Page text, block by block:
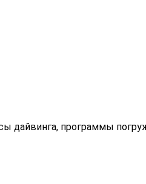
дайвинга, программы